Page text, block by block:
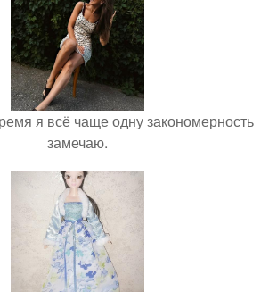
я всё чаще одну закономерность
замечаю.